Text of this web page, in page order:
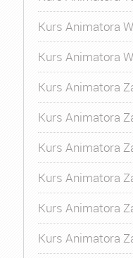
Kurs Animatora
Kurs Animatora
Kurs Animatora
Kurs Animatora
Kurs Animatora
Kurs Animatora
Kurs Animatora
Kurs Animatora